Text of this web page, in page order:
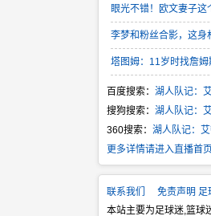
眼光不错！欧文妻子这
李梦和粉丝合影，这身
塔图姆：11岁时找詹姆
百度搜索： 湖人队记：
搜狗搜索： 湖人队记：
360搜索： 湖人队记：
更多详情请进入直播首页
联系我们 免责声明 足
本站主要为足球迷,篮球